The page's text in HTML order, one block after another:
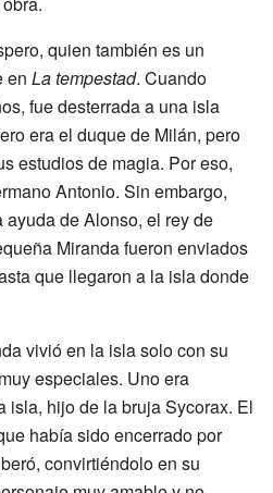
quien también es un
en La tempestad. Cuando
fue desterrada a una isla
era el duque de Milán, pero
estudios de magia. Por eso,
Antonio. Sin embargo,
de Alonso, el rey de
Miranda fueron enviados
que llegaron a la isla donde
vivió en la isla solo con su
especiales. Uno era
isla, hijo de la bruja Sycorax. El
había sido encerrado por
convirtiéndolo en su